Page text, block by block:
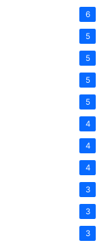
6
5
5
5
5
4
4
4
3
3
3